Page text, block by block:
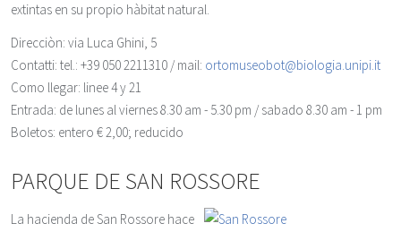
extintas en su propio hàbitat natural.
Direcciòn: via Luca Ghini, 5
Contatti: tel.: +39 050 2211310 / mail: ortomuseobot@biologia.unipi.it
Como llegar: linee 4 y 21
Entrada: de lunes al viernes 8.30 am - 5.30 pm / sabado 8.30 am - 1 pm
Boletos: entero € 2,00; reducido
PARQUE DE SAN ROSSORE
La hacienda de San Rossore hace